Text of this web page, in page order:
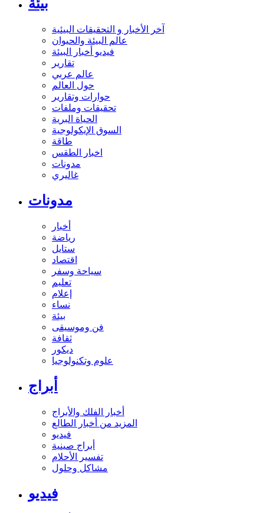
بيئة
آخر الأخبار و التحقيقات البيئية
عالم البيئة والحيوان
فيديو أخبار البيئة
تقارير
عالم عربي
حول العالم
حوارات وتقارير
تحقيقات وملفات
الحياة البرية
السوق الإيكولوجية
طاقة
اخبار الطقس
مدونات
غاليري
مدونات
أخبار
رياضة
ستايل
اقتصاد
سياحة وسفر
تعليم
إعلام
نساء
بيئة
فن وموسيقى
ثقافة
ديكور
علوم وتكنولوجيا
أبراج
أخبار الفلك والأبراج
المزيد من أخبار الطالع
فيديو
أبراج صينية
تفسير الأحلام
مشاكل وحلول
فيديو